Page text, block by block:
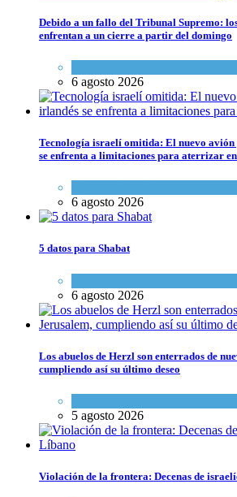
Debido a un fallo del Tribunal Supremo:
enfrentan a un cierre a partir del domingo
6 agosto 2026
Tecnología israelí omitida: El nuevo
se enfrenta a limitaciones para aterrizar
6 agosto 2026
5 datos para Shabat
6 agosto 2026
Los abuelos de Herzl son enterrados de
cumpliendo así su último deseo
5 agosto 2026
Violación de la frontera: Decenas de